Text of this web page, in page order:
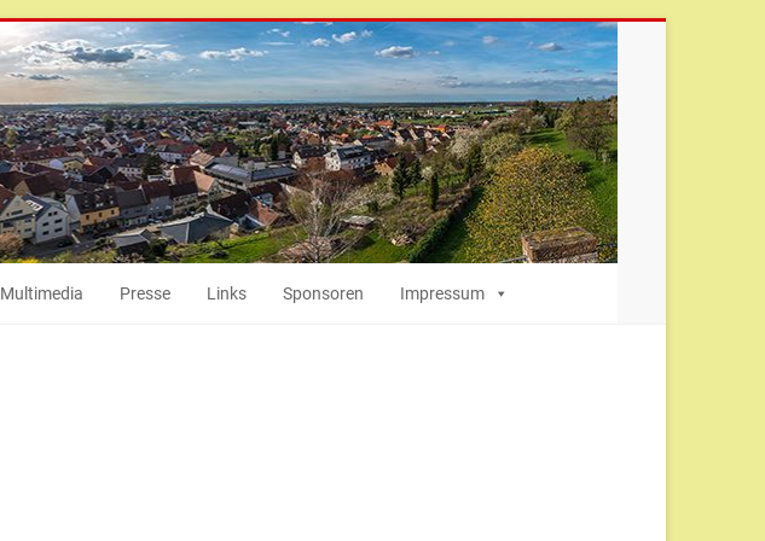
Multimedia Presse Links Sponsoren Impressum